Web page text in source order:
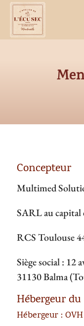
Concepteur
Multimed
SARL au capital
RCS Toulouse
Siège social : 12
31130 Balma
Hébergeur
Hébergeur : OVH